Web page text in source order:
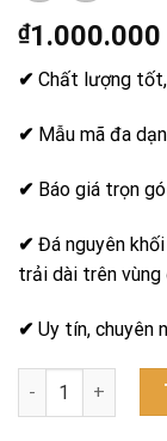
₫1.000.000
✔ Chất lượng
✔ Mẫu mã đa
✔ Báo giá trọn
✔ Đá nguyên
trải dài trên vùng
✔ Uy tín, chuyên
Khuôn viên lăng